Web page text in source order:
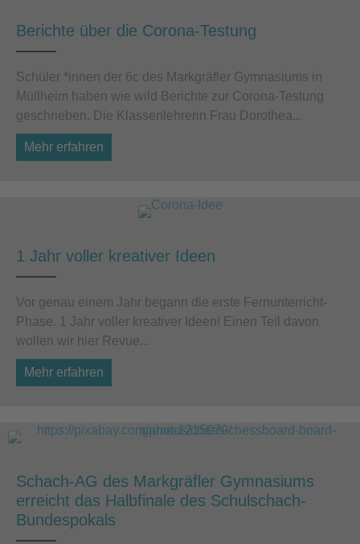
Berichte über die Corona-Testung
Schüler *innen der 6c des Markgräfler Gymna­siums in
Müllheim haben wie wild Berichte zur Corona-Testung
geschrieben. Die Klassenlehre­rin Frau Dorothea...
Mehr erfahren
1 Jahr voller kreativer Ideen
Vor genau einem Jahr begann die erste Fernunterricht-
Phase. 1 Jahr voller kreativer Ideen! Einen Teil davon
wollen wir hier Revue...
Mehr erfahren
Schach-AG des Markgräfler Gymnasiums
erreicht das Halbfinale des Schulschach-
Bundespokals